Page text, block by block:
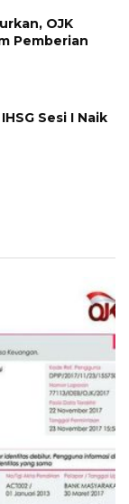
OJK
Pemberian
Sesi I Naik